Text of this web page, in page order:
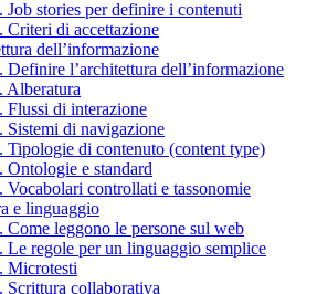
Job stories per definire i contenuti
Criteri di accettazione
dell’informazione
Definire l’architettura dell’informazione
Alberatura
Flussi di interazione
Sistemi di navigazione
Tipologie di contenuto (content type)
Ontologie e standard
Vocabolari controllati e tassonomie
e linguaggio
Come leggono le persone sul web
Le regole per un linguaggio semplice
Microtesti
Scrittura collaborativa